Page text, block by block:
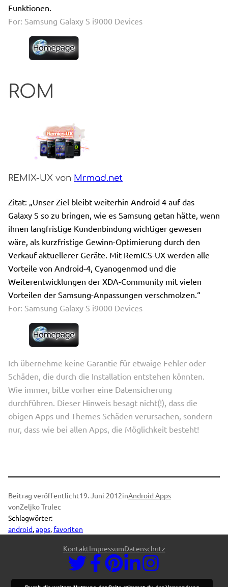
Funktionen.
For: Samsung Galaxy S i9000 Devices
ROM
REMIX-UX von Mrmad.net
Zitat: „Unser Ziel bleibt weiterhin Android 4 auf das
Galaxy S so zu bringen, wie es Samsung getan hätte, wenn
ihnen langfristige Kundenbindung wichtiger gewesen
wäre, als kurzfristige Gewinn-Optimierung durch den
Verkauf aktuellerer Geräte. Mit RemICS-UX werden alle
Vorteile von Android-4, Cyanogenmod und die
Weiterentwicklungen der XDA-Community mit vielen
Vorteilen der Samsung-Anpassungen verschmolzen.“
For: Samsung Galaxy S i9000 Devices
Ich übernehme keine Garantie für etwaige Fehler oder
Schäden, die durch die Installation entstehen könnten.
Wie immer, bitte vorher eine Datensicherung
durchführen. Dieser Hinweis besagt nicht(!), dass die
obigen Apps und Themes Schäden verursachen, sondern
nur, dass wie bei allen Apps, die Möglichkeit besteht!
Beitrag veröffentlicht19. Juni 2012inAndroid Apps
vonZeljko Trulec
Schlagwörter:
android, apps, favoriten
KontaktImpressumDatenschutz